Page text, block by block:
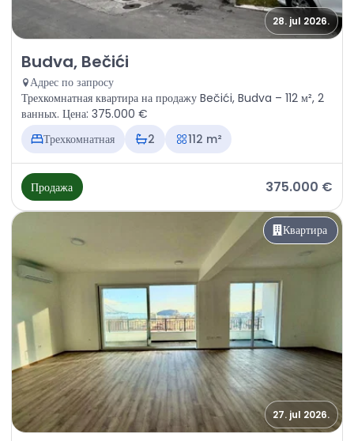
28. jul 2026.
Продажа - Квартира Budva, Bečići
Budva, Bečići
Адрес по запросу
Трехкомнатная квартира на продажу Bečići, Budva – 112 м², 2
ванных. Цена: 375.000 €
Трехкомнатная
2 112 m²
Продажа 375.000 €
Квартира
27. jul 2026.